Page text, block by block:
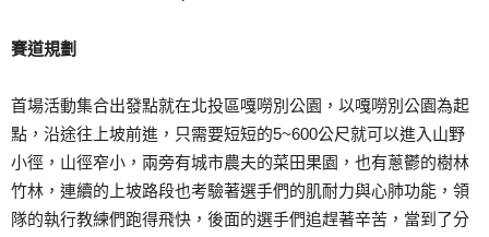
賽道規劃
首場活動集合出發點就在北投區嘎嘮別公園，以嘎嘮別公園為起
點，沿途往上坡前進，只需要短短的5~600公尺就可以進入山野
小徑，山徑窄小，兩旁有城市農夫的菜田果園，也有蔥鬱的樹林
竹林，連續的上坡路段也考驗著選手們的肌耐力與心肺功能，領
隊的執行教練們跑得飛快，後面的選手們追趕著辛苦，當到了分